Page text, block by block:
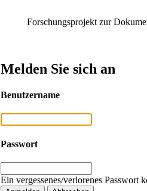
Forschungsprojekt zur
Melden Sie sich an
Benutzername
Passwort
Ein vergessenes/verlorenes Passwort